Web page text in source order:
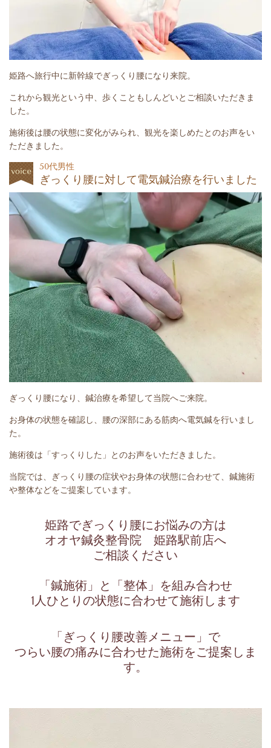
姫路へ旅行中に新幹線でぎっくり腰になり来院。
これから観光という中、歩くこともしんどいとご相談いただきま
した。
施術後は腰の状態に変化がみられ、観光を楽しめたとのお声をい
ただきました。
50代男性
ぎっくり腰に対して電気鍼治療を行いました
ぎっくり腰になり、鍼治療を希望して当院へご来院。
お身体の状態を確認し、腰の深部にある筋肉へ電気鍼を行いまし
た。
施術後は「すっくりした」とのお声をいただきました。
当院では、ぎっくり腰の症状やお身体の状態に合わせて、鍼施術
や整体などをご提案しています。
姫路でぎっくり腰にお悩みの方は
オオヤ鍼灸整骨院 姫路駅前店へ
ご相談ください
「鍼施術」と「整体」を組み合わせ
1人ひとりの状態に合わせて施術します
「ぎっくり腰改善メニュー」で
つらい腰の痛みに合わせた施術をご提案しま
す。